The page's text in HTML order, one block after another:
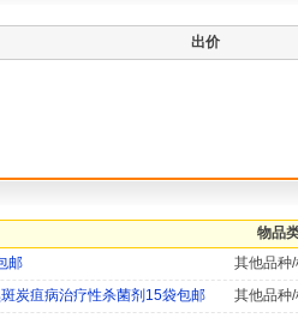
出价
物品
邮
其他品种
炭疽病治疗性杀菌剂15袋包邮
其他品种